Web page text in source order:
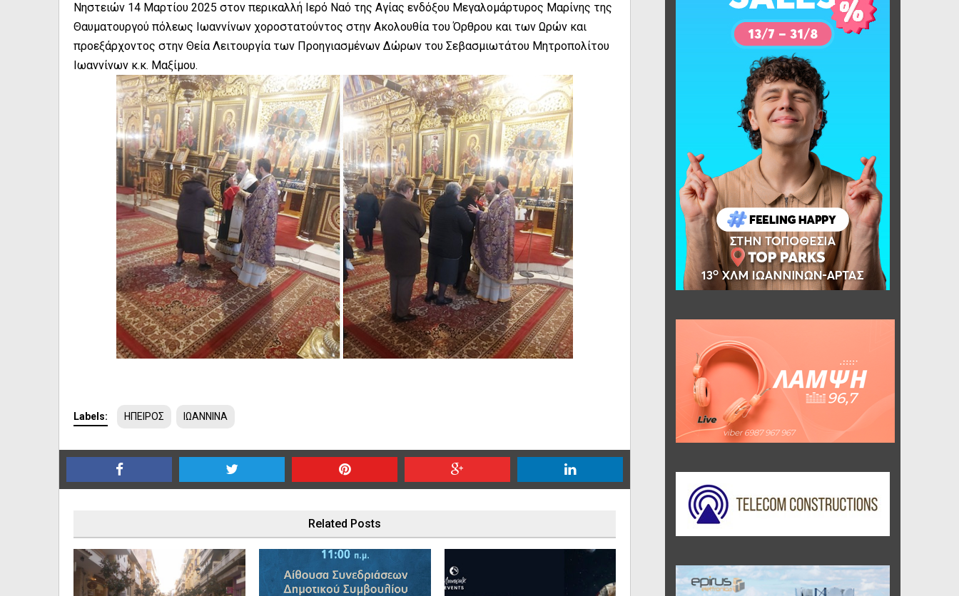
Νηστειών 14 Μαρτίου 2025 στον περικαλλή Ιερό Ναό της Αγίας ενδόξου Μεγαλομάρτυρος Μαρίνης της
Θαυματουργού πόλεως Ιωαννίνων χοροστατούντος στην Ακολουθία του Όρθρου και των Ωρών και
προεξάρχοντος στην Θεία Λειτουργία των Προηγιασμένων Δώρων του Σεβασμιωτάτου Μητροπολίτου
Ιωαννίνων κ.κ. Μαξίμου.
Labels: ΗΠΕΙΡΟΣ ΙΩΑΝΝΙΝΑ
Related Posts